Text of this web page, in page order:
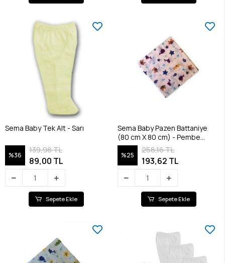
Sema Baby Tek Alt - Sarı
%36
139,98 TL
89,00 TL
Sepete Ekle
Sema Baby Pazen Battaniye
(80 cm X 80 cm) - Pembe
8682476853117
%25
258,16 TL
193,62 TL
Sepete Ekle